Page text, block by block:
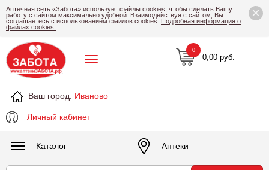
×
Аптечная сеть «Забота» использует файлы cookies, чтобы сделать Вашу
работу с сайтом максимально удобной. Взаимодействуя с сайтом, Вы
соглашаетесь с использованием файлов cookies. Подробная информация о
файлах cookies.
Ваш город: Иваново
Личный кабинет
0,00 руб.
0
Каталог Аптеки